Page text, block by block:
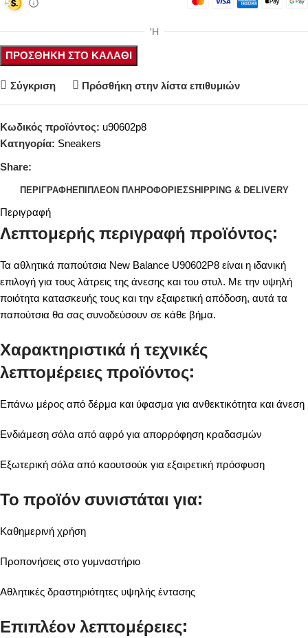
ΠΡΟΣΘΉΚΗ ΣΤΟ ΚΑΛΆΘΙ
Σύγκριση Πρόσθήκη στην λίστα επιθυμιών
Κωδικός προϊόντος: u90602p8
Κατηγορία: Sneakers
Share:
ΠΕΡΙΓΡΑΦΉΕΠΙΠΛΈΟΝ ΠΛΗΡΟΦΟΡΊΕΣSHIPPING & DELIVERY
Περιγραφή
Λεπτομερής περιγραφή προϊόντος:
Τα αθλητικά παπούτσια New Balance U90602P8 είναι η ιδανική
επιλογή για τους λάτρεις της άνεσης και του στυλ. Με την υψηλή
ποιότητα κατασκευής τους και την εξαιρετική απόδοση, αυτά τα
παπούτσια θα σας συνοδεύσουν σε κάθε βήμα.
Χαρακτηριστικά ή τεχνικές
λεπτομέρειες προϊόντος:
Επάνω μέρος από δέρμα και ύφασμα για ανθεκτικότητα και άνεση
Ενδιάμεση σόλα από αφρό για απορρόφηση κραδασμών
Εξωτερική σόλα από καουτσούκ για εξαιρετική πρόσφυση
Το προϊόν συνιστάται για:
Καθημερινή χρήση
Προπονήσεις στο γυμναστήριο
Αθλητικές δραστηριότητες υψηλής έντασης
Επιπλέον λεπτομέρειες: